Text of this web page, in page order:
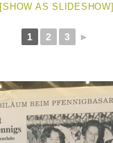
[SHOW AS SLIDESHOW]
1 2 3 ►